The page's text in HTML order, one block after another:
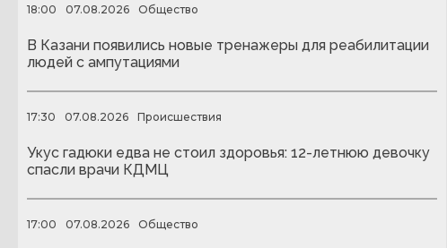
18:00 07.08.2026 Общество
В Казани появились новые тренажеры для реабилитации
людей с ампутациями
17:30 07.08.2026 Происшествия
Укус гадюки едва не стоил здоровья: 12-летнюю девочку
спасли врачи КДМЦ
17:00 07.08.2026 Общество